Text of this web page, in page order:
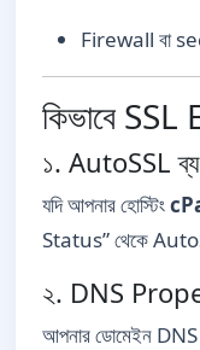
Firewall বা
কিভাবে
১. AutoSSL
যদি আপনার হোস্টিং
Status” থেকে
২. DNS
আপনার ডোমেইন DNS